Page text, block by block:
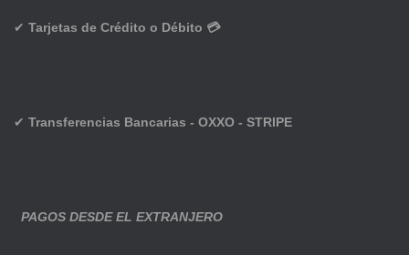
✔ Tarjetas de Crédito o Débito 💳
✔ Transferencias Bancarias - OXXO - STRIPE
PAGOS DESDE EL EXTRANJERO